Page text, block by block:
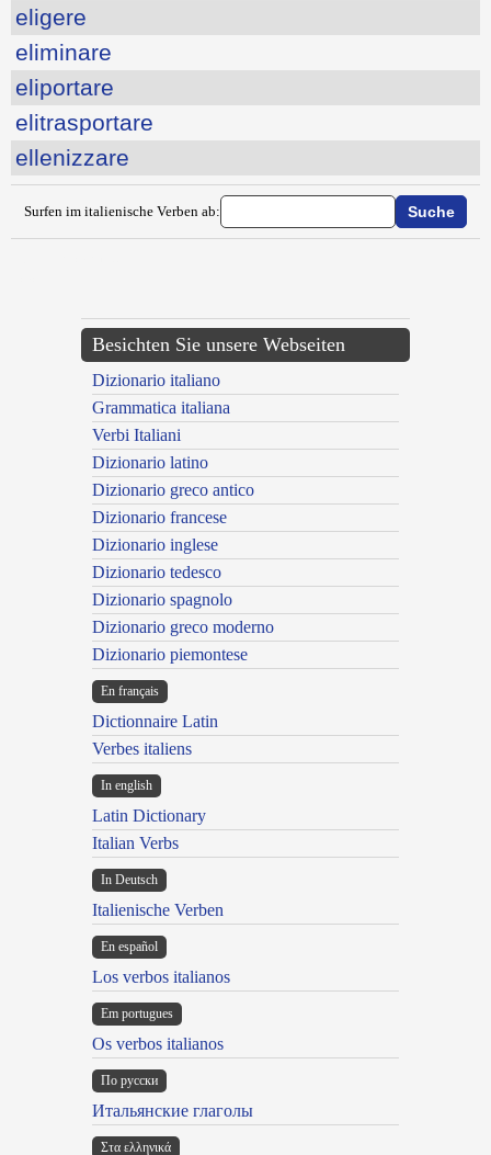
eligere
eliminare
eliportare
elitrasportare
ellenizzare
Surfen im italienische Verben ab:
Besichten Sie unsere Webseiten
Dizionario italiano
Grammatica italiana
Verbi Italiani
Dizionario latino
Dizionario greco antico
Dizionario francese
Dizionario inglese
Dizionario tedesco
Dizionario spagnolo
Dizionario greco moderno
Dizionario piemontese
En français
Dictionnaire Latin
Verbes italiens
In english
Latin Dictionary
Italian Verbs
In Deutsch
Italienische Verben
En español
Los verbos italianos
Em portugues
Os verbos italianos
По русски
Итальянские глаголы
Στα ελληνικά